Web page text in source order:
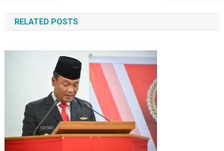
pos
RELATED POSTS